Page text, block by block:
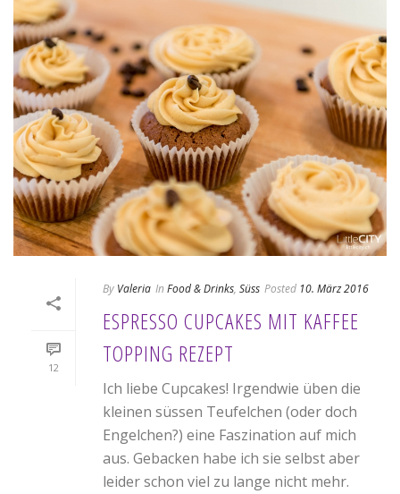
12
By Valeria In Food & Drinks, Süss Posted 10. März 2016
ESPRESSO CUPCAKES MIT KAFFEE
TOPPING REZEPT
Ich liebe Cupcakes! Irgendwie üben die
kleinen süssen Teufelchen (oder doch
Engelchen?) eine Faszination auf mich
aus. Gebacken habe ich sie selbst aber
leider schon viel zu lange nicht mehr.